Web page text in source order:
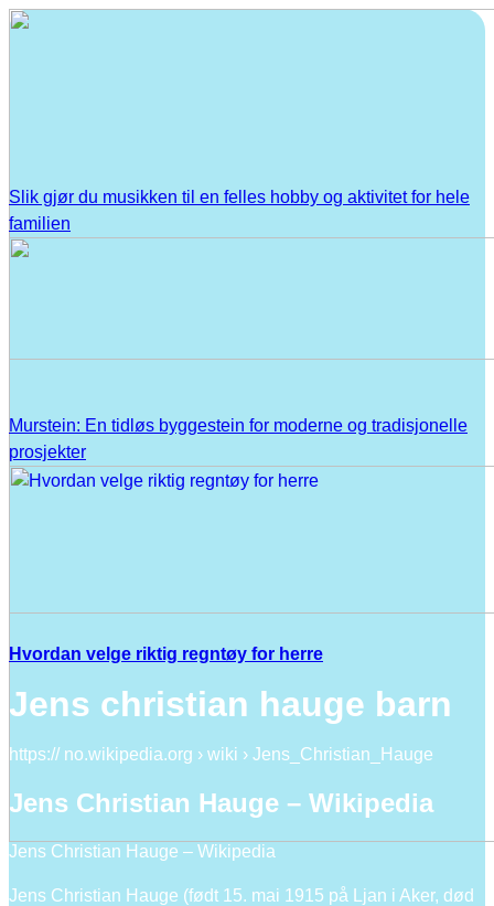
Slik gjør du musikken til en felles hobby og aktivitet for hele
familien
Murstein: En tidløs byggestein for moderne og tradisjonelle
prosjekter
Hvordan velge riktig regntøy for herre
Jens christian hauge barn
https:// no.wikipedia.org › wiki › Jens_Christian_Hauge
Jens Christian Hauge – Wikipedia
Jens Christian Hauge – Wikipedia
Jens Christian Hauge (født 15. mai 1915 på Ljan i Aker, død